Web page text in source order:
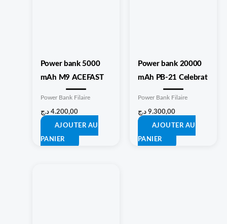
Power bank 5000
mAh M9 ACEFAST
Power Bank Filaire
4.200,00 د.ج
AJOUTER AU
PANIER
Power bank 20000
mAh PB-21 Celebrat
Power Bank Filaire
9.300,00 د.ج
AJOUTER AU
PANIER